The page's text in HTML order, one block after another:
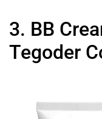
3. BB
Tegoder